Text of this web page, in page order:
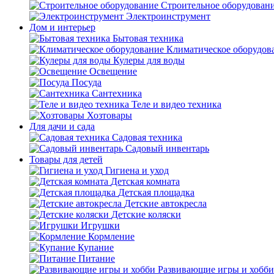
Строительное
Электроинструмент
Дом и интерьер
Бытовая техника
Климатическое
Кулеры для воды
Освещение
Посуда
Сантехника
Теле и видео техника
Хозтовары
Для дачи и сада
Садовая техника
Садовый инвентарь
Товары для детей
Гигиена и уход
Детская комната
Детская площадка
Детские автокресла
Детские коляски
Игрушки
Кормление
Купание
Питание
Развивающие игры и хобби